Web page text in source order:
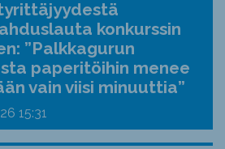
konkurssin
”Palkkagurun
paperitöihin menee
vain viisi minuuttia”
15:31